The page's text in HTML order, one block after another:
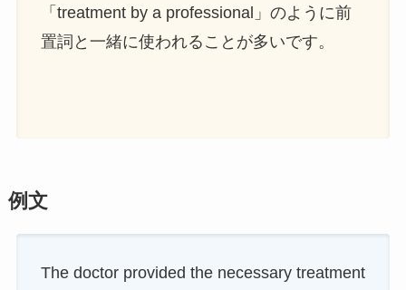
「treatment by a professional」のように前
置詞と一緒に使われることが多いです。
例文
The doctor provided the necessary treatment